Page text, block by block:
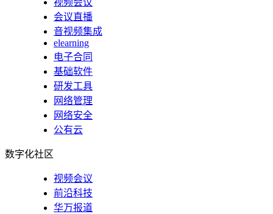
会议直播
音视频集成
elearning
电子合同
基础软件
研发工具
网络管理
网络安全
公有云
数字化社区
视频会议
前沿科技
华万报道